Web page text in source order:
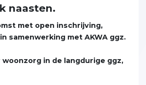
naasten.
met open inschrijving,
samenwerking met AKWA ggz.
in de langdurige ggz,